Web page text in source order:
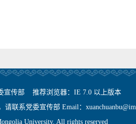
宣传部 推荐浏览器：IE 7.0 以上版本
联系党委宣传部 Email：
University. All rights reserved